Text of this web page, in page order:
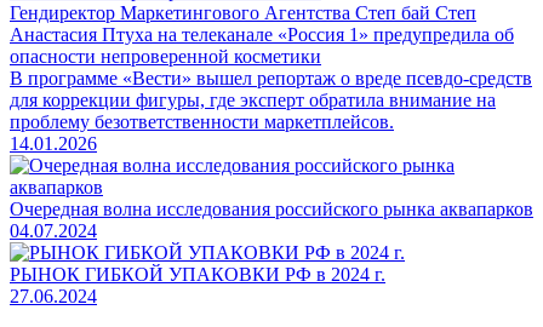
Гендиректор Маркетингового Агентства Степ бай Степ
Анастасия Птуха на телеканале «Россия 1» предупредила об
опасности непроверенной косметики
В программе «Вести» вышел репортаж о вреде псевдо-средств
для коррекции фигуры, где эксперт обратила внимание на
проблему безответственности маркетплейсов.
14.01.2026
Очередная волна исследования российского рынка аквапарков
04.07.2024
РЫНОК ГИБКОЙ УПАКОВКИ РФ в 2024 г.
27.06.2024